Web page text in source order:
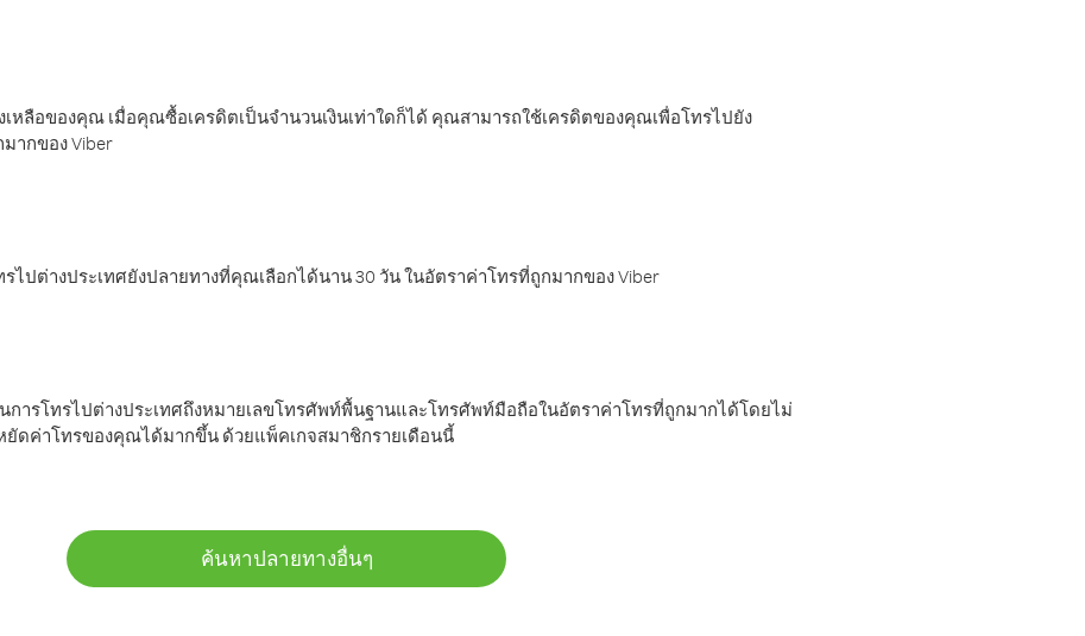
เหลือของคุณ เมื่อคุณซื้อเครดิตเป็นจำนวนเงินเท่าใดก็ได้ คุณสามารถใช้เครดิตของคุณเพื่อโทรไปยัง
ากของ Viber
ไปต่างประเทศยังปลายทางที่คุณเลือกได้นาน 30 วัน ในอัตราค่าโทรที่ถูกมากของ Viber
ารโทรไปต่างประเทศถึงหมายเลขโทรศัพท์พื้นฐานและโทรศัพท์มือถือในอัตราค่าโทรที่ถูกมากได้โดยไม่
ดค่าโทรของคุณได้มากขึ้น ด้วยแพ็คเกจสมาชิกรายเดือนนี้
ค้นหาปลายทางอื่นๆ